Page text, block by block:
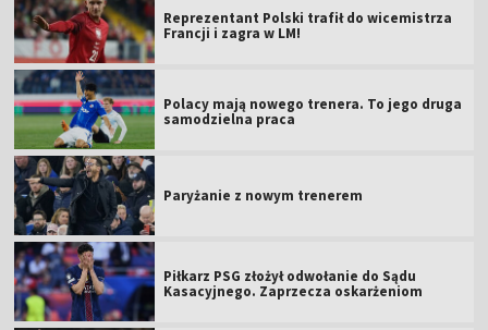
Reprezentant Polski trafił do wicemistrza
Francji i zagra w LM!
Polacy mają nowego trenera. To jego druga
samodzielna praca
Paryżanie z nowym trenerem
Piłkarz PSG złożył odwołanie do Sądu
Kasacyjnego. Zaprzecza oskarżeniom